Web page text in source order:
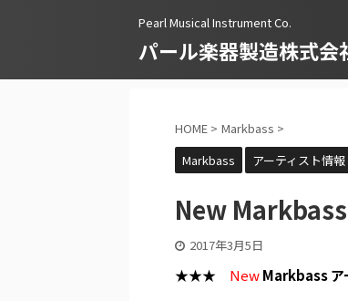
Pearl Musical Instrument Co.
パール楽器製造株式会
HOME > Markbass >
Markbass
アーティスト情報
New
2017年3月5日
★★★ NewMarkbass